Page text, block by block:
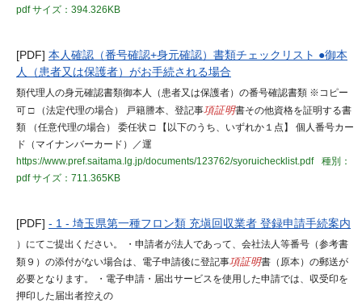
pdfサイズ：394.326KB
[PDF] 本人確認（番号確認+身元確認）書類チェックリスト ●御本
人（患者又は保護者）がお手続される場合
類代理人の身元確認書類御本人（患者又は保護者）の番号確認書類 ※コピー
可 □ （法定代理の場合） 戸籍謄本、登記事項証明書その他資格を証明する書
類 （任意代理の場合） 委任状 □ 【以下のうち、いずれか１点】 個人番号カー
ド（マイナンバーカード）／運
https://www.pref.saitama.lg.jp/documents/123762/syoruichecklist.pdf
種別：
pdfサイズ：711.365KB
[PDF] - 1 - 埼玉県第一種フロン類 充塡回収業者 登録申請手続案内
）にてご提出ください。 ・申請者が法人であって、会社法人等番号（参考書
類９）の添付がない場合は、電子申請後に登記事項証明書（原本）の郵送が
必要となります。 ・電子申請・届出サービスを使用した申請では、収受印を
押印した届出者控えの